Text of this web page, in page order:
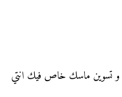
و تسوين ماسك خاص فيك انتي